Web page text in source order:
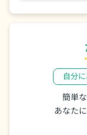
⾃分
簡単
あなた